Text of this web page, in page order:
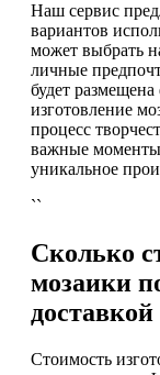
Наш сервис
вариантов
может выбрать
личные
будет
изготовление
процесс
важные
уникальное
``
Сколько
мозаики
доставкой
Стоимость